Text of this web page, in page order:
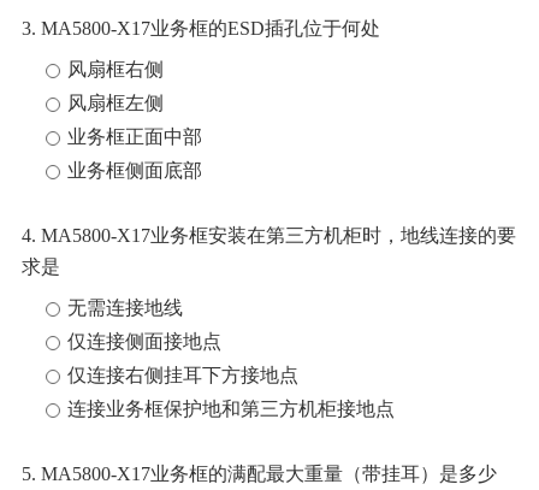
3. MA5800-X17业务框的ESD插孔位于何处
风扇框右侧
风扇框左侧
业务框正面中部
业务框侧面底部
4. MA5800-X17业务框安装在第三方机柜时，地线连接的要
求是
无需连接地线
仅连接侧面接地点
仅连接右侧挂耳下方接地点
连接业务框保护地和第三方机柜接地点
5. MA5800-X17业务框的满配最大重量（带挂耳）是多少